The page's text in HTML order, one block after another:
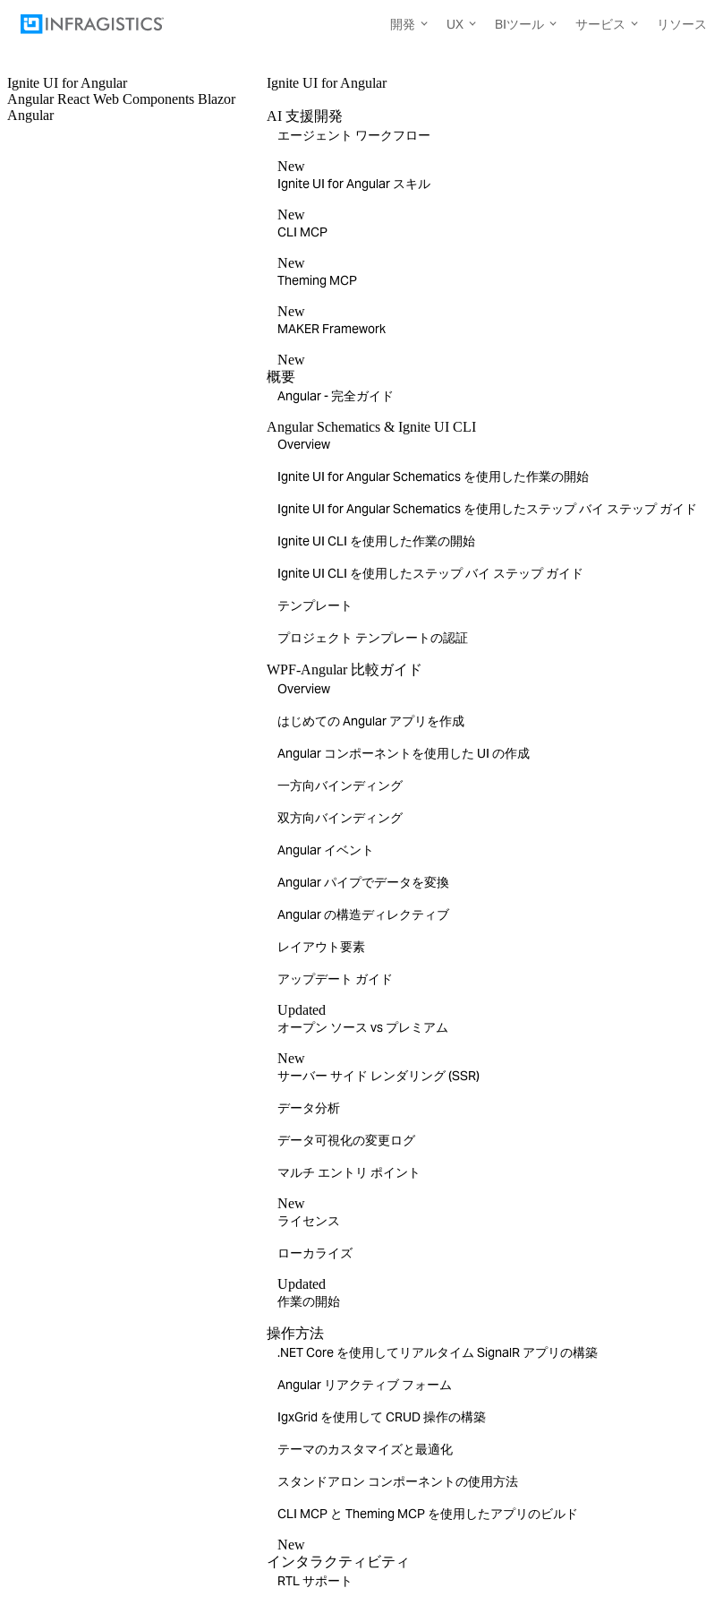
開発 UX BIツール サービス リソース
Ignite UI for Angular
AngularReact Web Components Blazor
Angular
Ignite UI for Angular
AI 支援開発
エージェント ワークフロー
New
Ignite UI for Angular スキル
New
CLI MCP
New
Theming MCP
New
MAKER Framework
New
概要
Angular - 完全ガイド
Angular Schematics & Ignite UI CLI
Overview
Ignite UI for Angular Schematics を使用した作業の開始
Ignite UI for Angular Schematics を使用したステップ バイ ステップ ガイド
Ignite UI CLI を使用した作業の開始
Ignite UI CLI を使用したステップ バイ ステップ ガイド
テンプレート
プロジェクト テンプレートの認証
WPF-Angular 比較ガイド
Overview
はじめての Angular アプリを作成
Angular コンポーネントを使用した UI の作成
一方向バインディング
双方向バインディング
Angular イベント
Angular パイプでデータを変換
Angular の構造ディレクティブ
レイアウト要素
アップデート ガイド
Updated
オープン ソース vs プレミアム
New
サーバー サイド レンダリング (SSR)
データ分析
データ可視化の変更ログ
マルチ エントリ ポイント
New
ライセンス
ローカライズ
Updated
作業の開始
操作方法
.NET Core を使用してリアルタイム SignalR アプリの構築
Angular リアクティブ フォーム
IgxGrid を使用して CRUD 操作の構築
テーマのカスタマイズと最適化
スタンドアロン コンポーネントの使用方法
CLI MCP と Theming MCP を使用したアプリのビルド
New
インタラクティビティ
RTL サポート